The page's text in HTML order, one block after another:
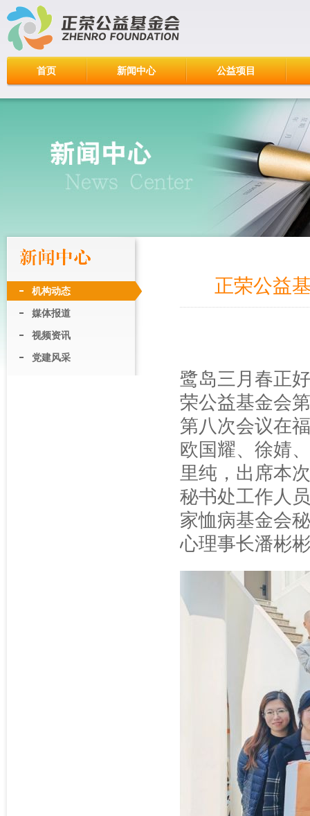
首页 新闻中心 公益项目
机构动态
媒体报道
视频资讯
党建风采
正荣公益
鹭岛三月春正
荣公益基金会
第八次会议在
欧国耀、徐婧
里纯，出席本
秘书处工作人
家恤病基金会
心理事长潘彬